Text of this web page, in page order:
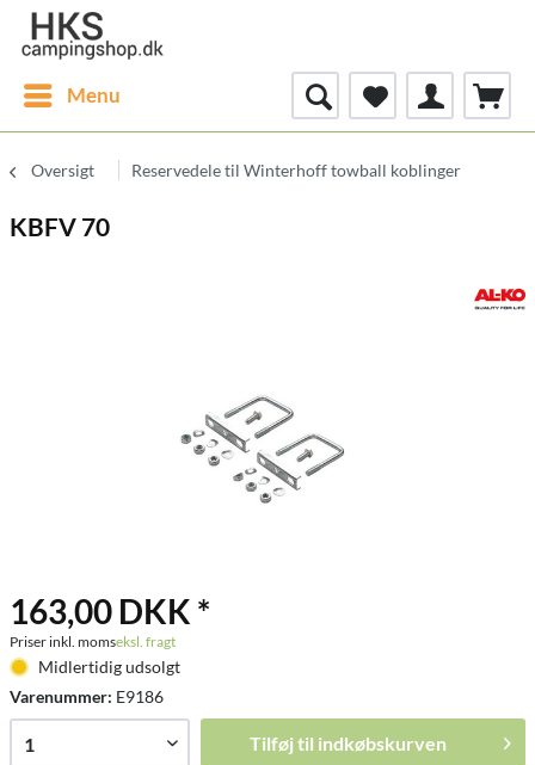
Menu
Oversigt Reservedele til Winterhoff towball koblinger
KBFV 70
163,00 DKK *
Priser inkl. momseksl. fragt
Midlertidig udsolgt
Varenummer: E9186
Tilføj til indkøbskurven